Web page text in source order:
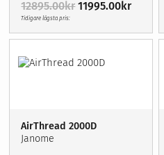
12895.00krDet
priset
12895.00kr.
11995.00krDet
priset
Tidigare lägsta pris:
AirThread 2000D
Janome